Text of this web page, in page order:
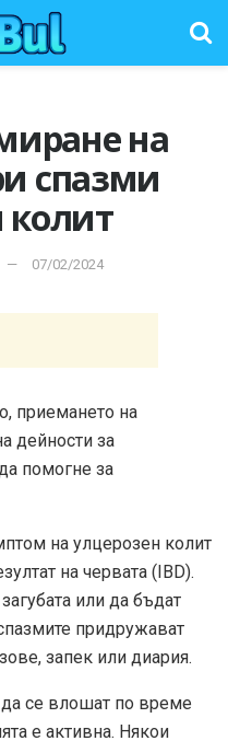
на
спазми
колит
07/02/2024
приемането на
дейности за
помогне за
на улцерозен колит
на червата (IBD).
или да бъдат
придружават
запек или диария.
се влошат по време
е активна. Някои